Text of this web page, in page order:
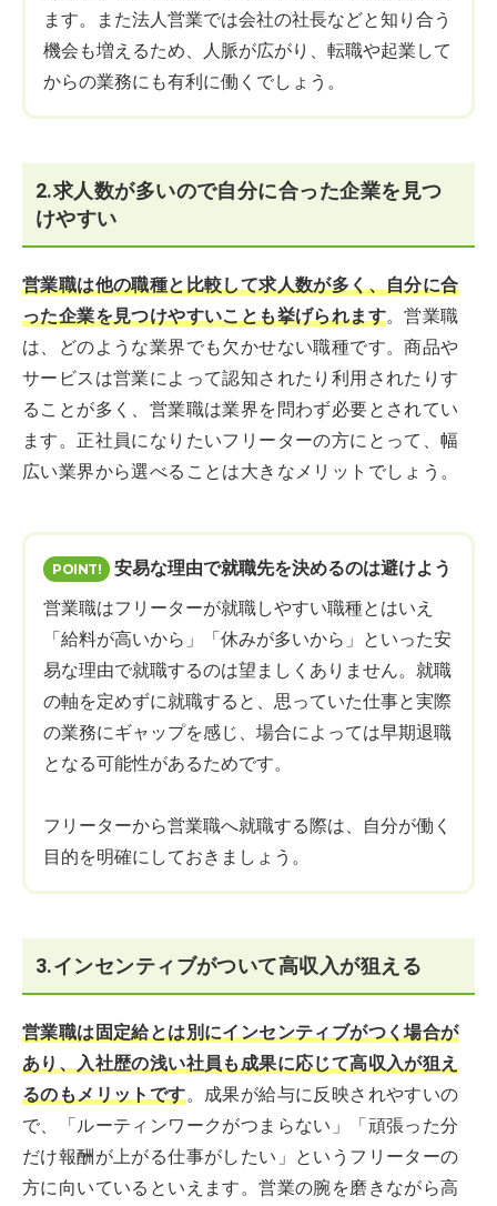
ます。また法人営業では会社の社長などと知り合う
機会も増えるため、人脈が広がり、転職や起業して
からの業務にも有利に働くでしょう。
2.求人数が多いので自分に合った企業を見つ
けやすい
営業職は他の職種と比較して求人数が多く、自分に合
った企業を見つけやすいことも挙げられます。営業職
は、どのような業界でも欠かせない職種です。商品や
サービスは営業によって認知されたり利用されたりす
ることが多く、営業職は業界を問わず必要とされてい
ます。正社員になりたいフリーターの方にとって、幅
広い業界から選べることは大きなメリットでしょう。
安易な理由で就職先を決めるのは避けよう
営業職はフリーターが就職しやすい職種とはいえ
「給料が高いから」「休みが多いから」といった安
易な理由で就職するのは望ましくありません。就職
の軸を定めずに就職すると、思っていた仕事と実際
の業務にギャップを感じ、場合によっては早期退職
となる可能性があるためです。
フリーターから営業職へ就職する際は、自分が働く
目的を明確にしておきましょう。
3.インセンティブがついて高収入が狙える
営業職は固定給とは別にインセンティブがつく場合が
あり、入社歴の浅い社員も成果に応じて高収入が狙え
るのもメリットです。成果が給与に反映されやすいの
で、「ルーティンワークがつまらない」「頑張った分
だけ報酬が上がる仕事がしたい」というフリーターの
方に向いているといえます。営業の腕を磨きながら高